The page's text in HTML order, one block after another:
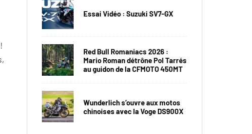
Essai Vidéo : Suzuki SV7-GX
Red Bull Romaniacs 2026 :
Mario Roman détrône Pol Tarrés
au guidon de la CFMOTO 450MT
Wunderlich s’ouvre aux motos
chinoises avec la Voge DS900X